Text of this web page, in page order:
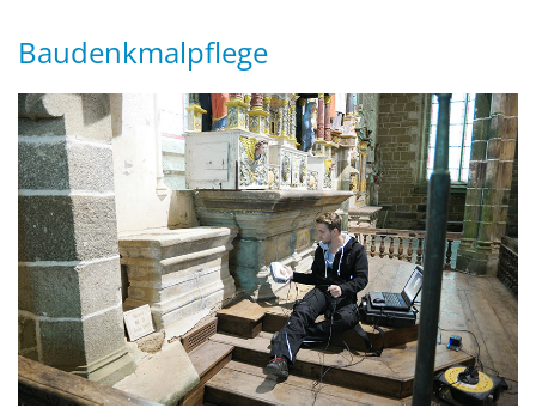
Baudenkmalpflege